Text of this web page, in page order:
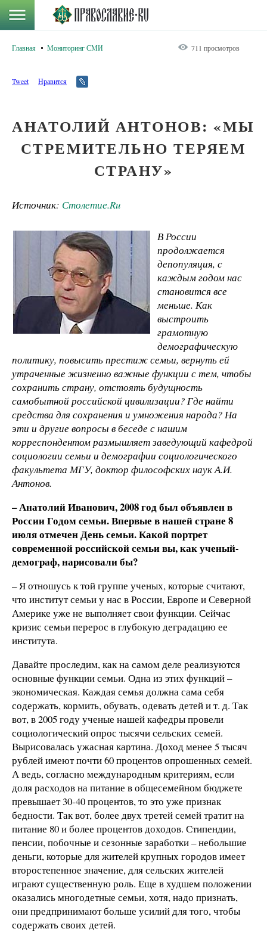
Главная Мониторинг СМИ 711 просмотров
Tweet Нравится
АНАТОЛИЙ АНТОНОВ: «МЫ
СТРЕМИТЕЛЬНО ТЕРЯЕМ
СТРАНУ»
Источник: Столетие.Ru
В России
продолжается
депопуляция, с
каждым годом нас
становится все
меньше. Как
выстроить
грамотную
демографическую
политику, повысить престиж семьи, вернуть ей
утраченные жизненно важные функции с тем, чтобы
сохранить страну, отстоять будущность
самобытной российской цивилизации? Где найти
средства для сохранения и умножения народа? На
эти и другие вопросы в беседе с нашим
корреспондентом размышляет заведующий кафедрой
социологии семьи и демографии социологического
факультета МГУ, доктор философских наук А.И.
Антонов.
– Анатолий Иванович, 2008 год был объявлен в
России Годом семьи. Впервые в нашей стране 8
июля отмечен День семьи. Какой портрет
современной российской семьи вы, как ученый-
демограф, нарисовали бы?
– Я отношусь к той группе ученых, которые считают,
что институт семьи у нас в России, Европе и Северной
Америке уже не выполняет свои функции. Сейчас
кризис семьи перерос в глубокую деградацию ее
института.
Давайте проследим, как на самом деле реализуются
основные функции семьи. Одна из этих функций –
экономическая. Каждая семья должна сама себя
содержать, кормить, обувать, одевать детей и т. д. Так
вот, в 2005 году ученые нашей кафедры провели
социологический опрос тысячи сельских семей.
Вырисовалась ужасная картина. Доход менее 5 тысяч
рублей имеют почти 60 процентов опрошенных семей.
А ведь, согласно международным критериям, если
доля расходов на питание в общесемейном бюджете
превышает 30-40 процентов, то это уже признак
бедности. Так вот, более двух третей семей тратит на
питание 80 и более процентов доходов. Стипендии,
пенсии, побочные и сезонные заработки – небольшие
деньги, которые для жителей крупных городов имеет
второстепенное значение, для сельских жителей
играют существенную роль. Еще в худшем положении
оказались многодетные семьи, хотя, надо признать,
они предпринимают больше усилий для того, чтобы
содержать своих детей.